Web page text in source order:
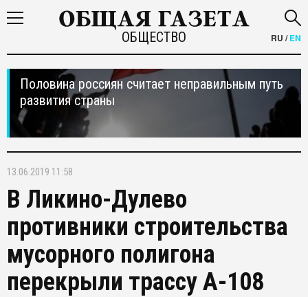
ОБЩЕСТВО RU /EN
Половина россиян считает неправильным путь
развития страны
13.06.2019 11:58
В Ликино-Дулево
противники строительства
мусорного полигона
перекрыли трассу А-108